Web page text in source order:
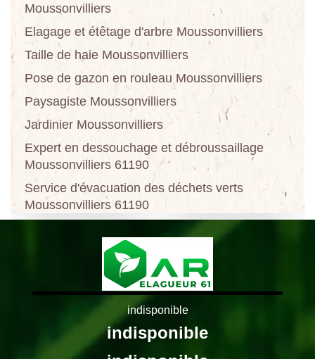
Moussonvilliers
Elagage et étêtage d'arbre Moussonvilliers
Taille de haie Moussonvilliers
Pose de gazon en rouleau Moussonvilliers
Paysagiste Moussonvilliers
Jardinier Moussonvilliers
Expert en dessouchage et débroussaillage
Moussonvilliers 61190
Service d'évacuation des déchets verts
Moussonvilliers 61190
indisponible
indisponible